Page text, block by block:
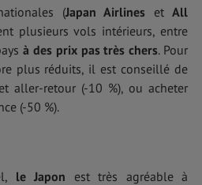
(Japan Airlines etAll
plusieurs vols intérieurs, entre
à des prix pas très chers. Pour
plus réduits, il est conseillé de
aller-retour (-10 %), ou acheter
(-50 %).
le Japon est très agréable à